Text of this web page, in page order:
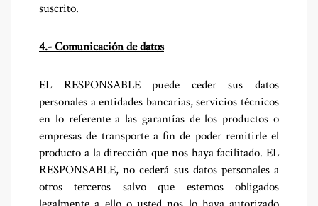
suscrito.
4.- Comunicación de datos
EL RESPONSABLE puede ceder sus datos
personales a entidades bancarias, servicios técnicos
en lo referente a las garantías de los productos o
empresas de transporte a fin de poder remitirle el
producto a la dirección que nos haya facilitado. EL
RESPONSABLE, no cederá sus datos personales a
otros terceros salvo que estemos obligados